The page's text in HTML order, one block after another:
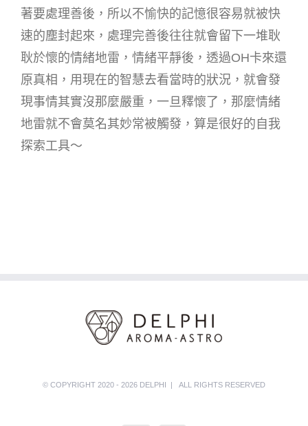
著要處理善後，所以不愉快的記憶很容易就被快
速的塵封起來，處理完善後往往就會留下一堆耿
耿於懷的情緒地雷，情緒平靜後，透過OH卡來還
原真相，用現在的智慧去看當時的狀況，就會發
現事情其實沒那麼嚴重，一旦釋懷了，那麼情緒
地雷就不會莫名其妙常被觸發，算是很好的自我
探索工具～
© COPYRIGHT 2020 - 2026 DELPHI | ALL RIGHTS RESERVED